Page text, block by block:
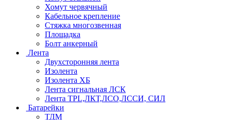
Хомут червячный
Кабельное крепление
Стяжка многозвенная
Площадка
Болт анкерный
Лента
Двухсторонняя лента
Изолента
Изолента ХБ
Лента сигнальная ЛСК
Лента TPL,ЛКТ,ЛСО,ЛССИ, СИЛ
Батарейки
ТДМ